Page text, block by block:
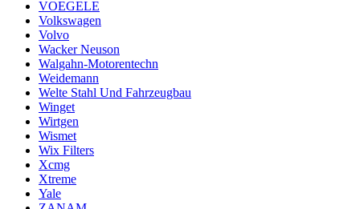
VOEGELE
Volkswagen
Volvo
Wacker Neuson
Walgahn-Motorentechn
Weidemann
Welte Stahl Und Fahrzeugbau
Winget
Wirtgen
Wismet
Wix Filters
Xcmg
Xtreme
Yale